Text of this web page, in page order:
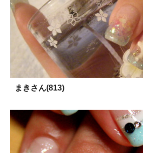
まきさん(813)